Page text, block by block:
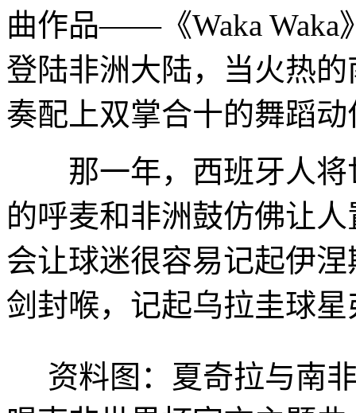
曲作品——《Waka Waka
登陆非洲大陆，当火热
奏配上双掌合十的舞蹈
那一年，西班牙人将
的呼麦和非洲鼓仿佛让
会让球迷很容易记起伊
剑封喉，记起乌拉圭球
资料图：夏奇拉与南